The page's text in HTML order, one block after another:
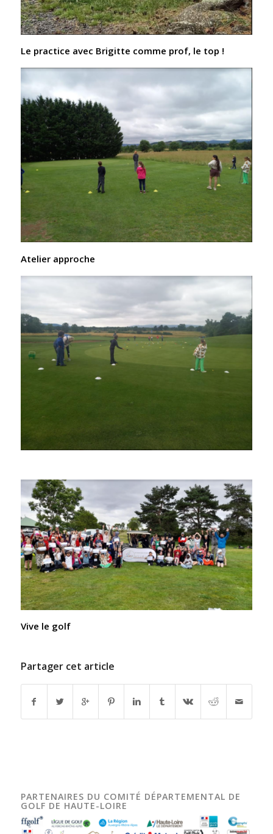
Le practice avec Brigitte comme prof, le top !
Atelier approche
Vive le golf
Partager cet article
PARTENAIRES DU COMITÉ DÉPARTEMENTAL DE
GOLF DE HAUTE-LOIRE